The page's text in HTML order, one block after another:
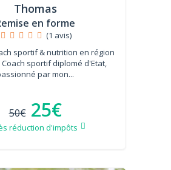
Thomas
en forme
(1 avis)
sportif & nutrition en région
sportif diplomé d'Etat,
par mon...
50€ 25€
réduction d'impôts